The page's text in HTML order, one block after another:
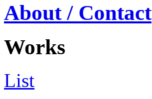
About / Contact
Works
List